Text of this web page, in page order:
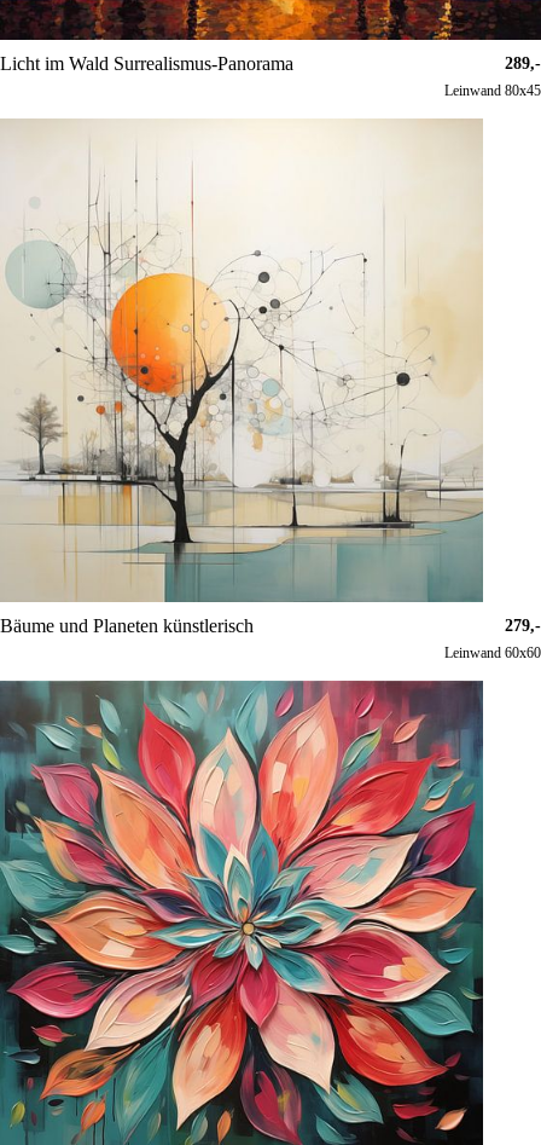
Licht im Wald Surrealismus-Panorama 289,-
Leinwand 80x45
Bäume und Planeten künstlerisch 279,-
Leinwand 60x60